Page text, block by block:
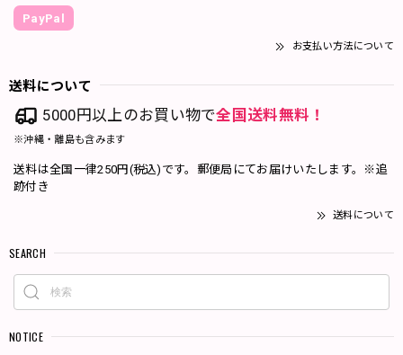
PayPal
お支払い方法について
送料について
5000円以上のお買い物で全国送料無料！
※沖縄・離島も含みます
送料は全国一律250円(税込)です。郵便局にてお届けいたします。※追
跡付き
送料について
SEARCH
NOTICE